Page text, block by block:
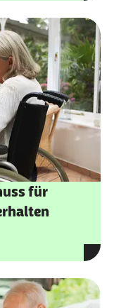
für